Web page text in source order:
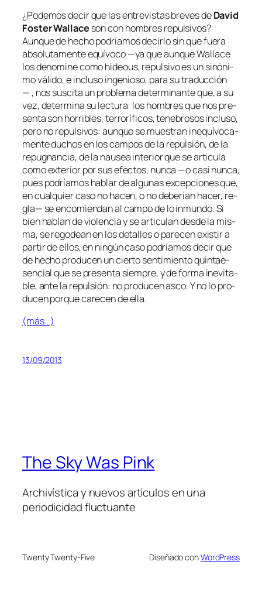
¿Podemos de­cir que las en­tre­vis­tas bre­ves deDavid
Foster Wallace son con hom­bres re­pul­si­vos?
Aunque de he­cho po­dría­mos de­cir­lo sin que fue­ra
ab­so­lu­ta­men­te equí­vo­co —ya que aun­que Wallace
los de­no­mi­ne co­mohi­deous, re­pul­si­vo es un si­nó­ni­
mo vá­li­do, e in­clu­so in­ge­nio­so, pa­ra su tra­duc­ción
— , nos sus­ci­ta un pro­ble­ma de­ter­mi­nan­te que, a su
vez, de­ter­mi­na su lec­tu­ra: los hom­bres que nos pre­
sen­ta son ho­rri­bles, te­rro­rí­fi­cos, te­ne­bro­sos in­clu­so,
pe­ro no re­pul­si­vos: aun­que se mues­tran ine­quí­vo­ca­
men­te du­chos en los cam­pos de la re­pul­sión, de la
re­pug­nan­cia, de la nau­sea in­te­rior que se ar­ti­cu­la
co­mo ex­te­rior por sus efec­tos, nun­ca —o ca­si nun­ca,
pues po­dría­mos ha­blar de al­gu­nas ex­cep­cio­nes que,
en cual­quier ca­so no ha­cen, o no de­be­rían ha­cer, re­
gla— se en­co­mien­dan al cam­po de lo in­mun­do. Si
bien ha­blan de vio­len­cia y se ar­ti­cu­lan des­de la mis­
ma, se re­go­dean en los de­ta­lles o pa­re­cen exis­tir a
par­tir de ellos, en nin­gún ca­so po­dría­mos de­cir que
de he­cho pro­du­cen un cier­to sen­ti­mien­to quin­tae­
sen­cial que se pre­sen­ta siem­pre, y de for­ma in­evi­ta­
ble, an­te la re­pul­sión: no pro­du­cen as­co. Y no lo pro­
du­cen por­que ca­re­cen de ella.
(más…)
13/09/2013
The Sky Was Pink
Archivística y nuevos artículos en una
periodicidad fluctuante
Twenty Twenty-Five Diseñado conWordPress